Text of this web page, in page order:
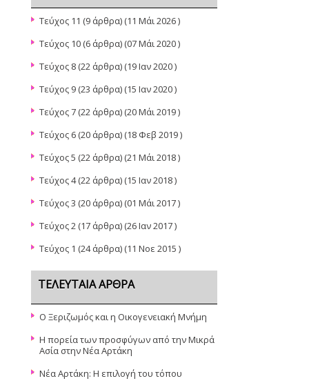
Τεύχος 11 (9 άρθρα) (11 Μάι 2026 )
Τεύχος 10 (6 άρθρα) (07 Μάι 2020 )
Τεύχος 8 (22 άρθρα) (19 Ιαν 2020 )
Τεύχος 9 (23 άρθρα) (15 Ιαν 2020 )
Τεύχος 7 (22 άρθρα) (20 Μάι 2019 )
Τεύχος 6 (20 άρθρα) (18 Φεβ 2019 )
Τεύχος 5 (22 άρθρα) (21 Μάι 2018 )
Τεύχος 4(22 άρθρα) (15 Ιαν 2018 )
Τεύχος 3 (20 άρθρα) (01 Μάι 2017 )
Τεύχος 2 (17 άρθρα) (26 Ιαν 2017 )
Τεύχος 1 (24 άρθρα) (11 Νοε 2015 )
ΤΕΛΕΥΤΑΊΑ ΆΡΘΡΑ
Ο Ξεριζωμός και η Οικογενειακή Μνήμη
Η πορεία των προσφύγων από την Μικρά
Ασία στην Νέα Αρτάκη
Νέα Αρτάκη: Η επιλογή του τόπου